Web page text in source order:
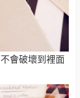
會破壞到裡面